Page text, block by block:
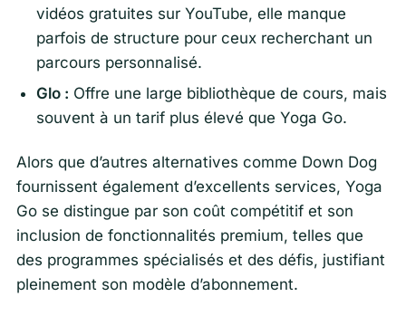
vidéos gratuites sur YouTube, elle manque
parfois de structure pour ceux recherchant un
parcours personnalisé.
Glo : Offre une large bibliothèque de cours, mais
souvent à un tarif plus élevé que Yoga Go.
Alors que d’autres alternatives comme Down Dog
fournissent également d’excellents services, Yoga
Go se distingue par son coût compétitif et son
inclusion de fonctionnalités premium, telles que
des programmes spécialisés et des défis, justifiant
pleinement son modèle d’abonnement.